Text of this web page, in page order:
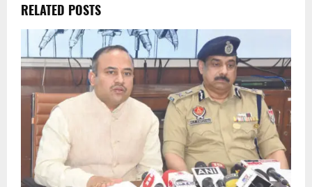
RELATED POSTS